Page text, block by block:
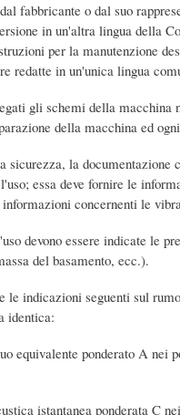
fabbricante o dal suo
in un'altra lingua della
per la manutenzione
redatte in un'unica lingua
gli schemi della macchina
della macchina ed
sicurezza, la
essa deve fornire le
concernenti le
devono essere indicate le
del basamento, ecc.).
indicazioni seguenti sul
identica:
equivalente ponderato A
istantanea ponderata C